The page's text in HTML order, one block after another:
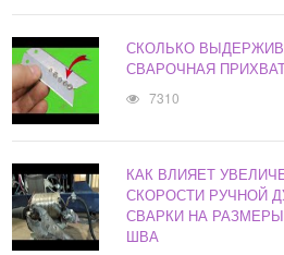
СКОЛЬКО
СВАРОЧНАЯ
7310
КАК ВЛИЯЕТ
СКОРОСТИ РУЧНОЙ
СВАРКИ НА
ШВА